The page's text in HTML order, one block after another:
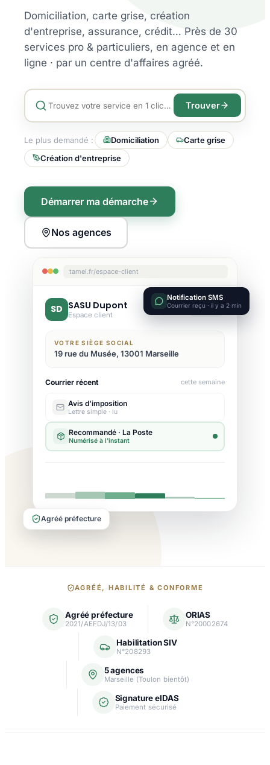
Domiciliation, carte grise, création
d'entreprise, assurance, crédit… Près de 30
services pro & particuliers, en agence et en
ligne · par un centre d'affaires agréé.
Trouver
Le plus demandé : Domiciliation
Carte grise
Création d'entreprise
Démarrer ma démarche
Nos agences
tamel.fr/espace-client
SD SASU Dupont
Espace client
Active
VOTRE SIÈGE SOCIAL
19 rue du Musée, 13001 Marseille
Courrier récent cette semaine
Avis d'imposition
Lettre simple · lu
Notification SMS
Courrier reçu · il y a 2 min
Agréé préfecture
AGRÉÉ, HABILITÉ & CONFORME
Agréé préfecture
2021/AEFDJ/13/03
ORIAS
N°20002674
Habilitation SIV
N°208293
5 agences
Marseille (Toulon bientôt)
Signature eIDAS
Paiement sécurisé